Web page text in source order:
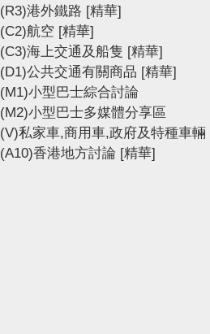
(R3)港外鐵路 [精華]
(C2)航空 [精華]
(C3)海上交通及船隻 [精華]
(D1)公共交通有關商品 [精華]
(M1)小型巴士綜合討論
(M2)小型巴士多媒體分享區
(V)私家車,商用車,政府及特種車輛
(A10)香港地方討論 [精華]